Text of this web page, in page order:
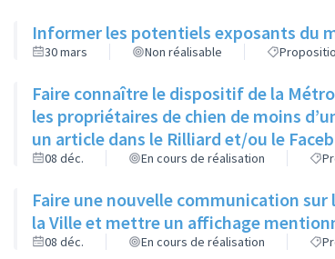
Informer les potentiels exposants du
30 mars Non réalisable
Faire connaître le dispositif de la
les propriétaires de chien de moins
un article dans le Rilliard et/ou le
08 déc. En cours de réalisation
Faire une nouvelle communication
la Ville et mettre un affichage
08 déc. En cours de réalisation